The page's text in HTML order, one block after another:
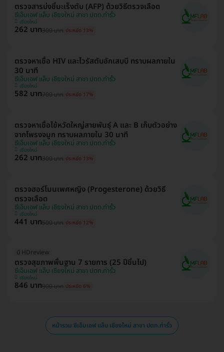
ตรวจสารบ่งชี้มะเร็งตับ (AFP) ด้วยวิธีตรวจเลือด
ซีเอ็มเอฟ แล็บ เชียงใหม่ สาขา ปตท.ท่ารั้ว
เชียงใหม่
262 บาท300 บาท ประหยัด 13%
ตรวจหาเชื้อ HIV และไวรัสตับอักเสบบี ทราบผลภายใน
30 นาที
ซีเอ็มเอฟ แล็บ เชียงใหม่ สาขา ปตท.ท่ารั้ว
เชียงใหม่
582 บาท700 บาท ประหยัด 17%
ตรวจหาเชื้อไข้หวัดใหญ่สายพันธุ์ A และ B เก็บตัวอย่าง
จากโพรงจมูก ทราบผลภายใน 30 นาที
ซีเอ็มเอฟ แล็บ เชียงใหม่ สาขา ปตท.ท่ารั้ว
เชียงใหม่
262 บาท300 บาท ประหยัด 13%
ตรวจฮอร์โมนเพศหญิง (Progesterone) ด้วยวิธี
ตรวจเลือด
ซีเอ็มเอฟ แล็บ เชียงใหม่ สาขา ปตท.ท่ารั้ว
เชียงใหม่
441 บาท500 บาท ประหยัด 12%
มี HDreview
ตรวจสุขภาพพื้นฐาน 7 รายการ (25 ปีขึ้นไป)
ซีเอ็มเอฟ แล็บ เชียงใหม่ สาขา ปตท.ท่ารั้ว
เชียงใหม่
846 บาท900 บาท ประหยัด 6%
หน้ารวม ซีเอ็มเอฟ แล็บ เชียงใหม่ สาขา ปตท.ท่ารั้ว